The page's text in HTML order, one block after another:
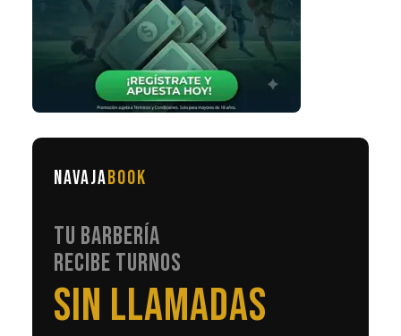
NAVAJABOOK
TU BARBERÍA
RECIBE TURNOS
EN AUTOMÁTICO